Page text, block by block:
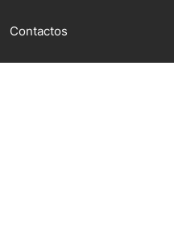
Contactos